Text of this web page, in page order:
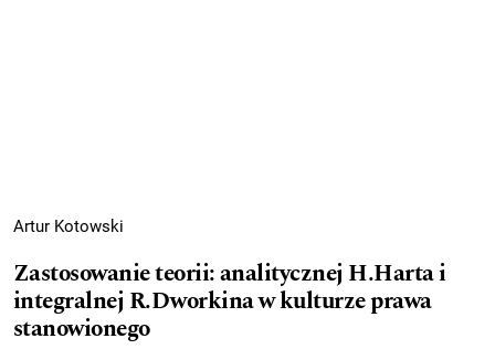
Artur Kotowski
Zastosowanie teorii: analitycznej H.Harta i
integralnej R.Dworkina w kulturze prawa
stanowionego